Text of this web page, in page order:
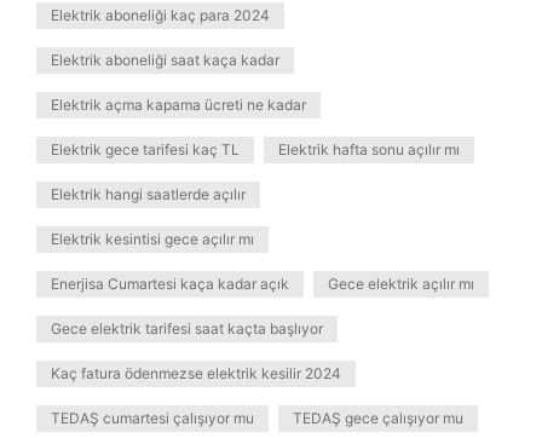
Elektrik aboneliği kaç para 2024
Elektrik aboneliği saat kaça kadar
Elektrik açma kapama ücreti ne kadar
Elektrik gece tarifesi kaç TL Elektrik hafta sonu açılır mı
Elektrik hangi saatlerde açılır
Elektrik kesintisi gece açılır mı
Enerjisa Cumartesi kaça kadar açık Gece elektrik açılır mı
Gece elektrik tarifesi saat kaçta başlıyor
Kaç fatura ödenmezse elektrik kesilir 2024
TEDAŞ cumartesi çalışıyor mu TEDAŞ gece çalışıyor mu